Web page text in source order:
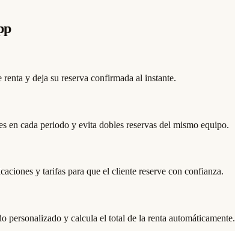
y deja su reserva confirmada al instante.
en cada periodo y evita dobles reservas del mismo equipo.
y tarifas para que el cliente reserve con confianza.
personalizado y calcula el total de la renta automáticamente.